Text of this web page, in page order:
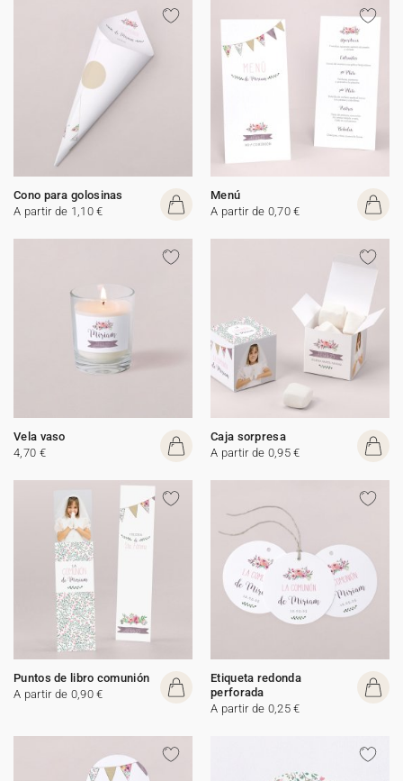
Cono para golosinas
A partir de 1,10 €
Menú
A partir de 0,70 €
Vela vaso
4,70 €
Caja sorpresa
A partir de 0,95 €
Puntos de libro comunión
A partir de 0,90 €
Etiqueta redonda
perforada
A partir de 0,25 €